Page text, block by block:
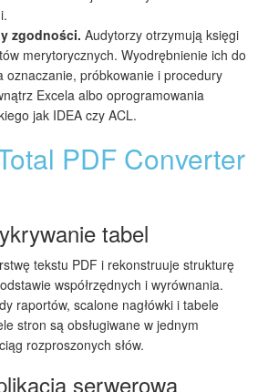
zgodności. Audytorzy otrzymują księgi
merytorycznych. Wyodrębnienie ich do
oznaczanie, próbkowanie i procedury
Excela albo oprogramowania
jak IDEA czy ACL.
PDF Converter
tabel
tekstu PDF i rekonstruuje strukturę
współrzędnych i wyrównania.
raportów, scalone nagłówki i tabele
stron są obsługiwane w jednym
rozproszonych słów.
serwerowa